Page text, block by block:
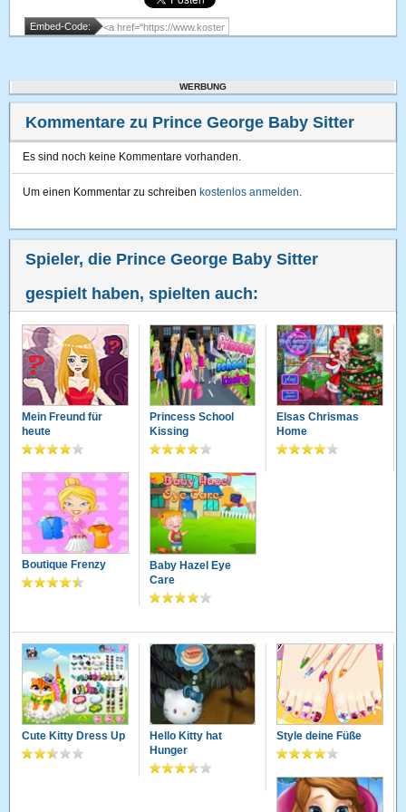
Embed-Code:
WERBUNG
Kommentare zu Prince George Baby Sitter
Es sind noch keine Kommentare vorhanden.
Um einen Kommentar zu schreiben kostenlos anmelden.
Spieler, die Prince George Baby Sitter
gespielt haben, spielten auch:
Mein Freund für
heute
Princess School
Kissing
Elsas Chrismas
Home
Boutique Frenzy
Baby Hazel Eye
Care
Cute Kitty Dress Up
Hello Kitty hat
Hunger
Style deine Füße